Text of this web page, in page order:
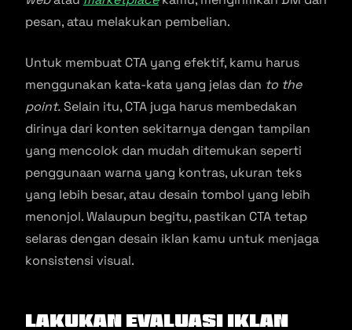
pesan, atau melakukan pembelian.
Untuk membuat CTA yang efektif, kamu harus
menggunakan kata-kata yang jelas dan to the
point.Selain itu, CTA juga harus membedakan
dirinya dari konten sekitarnya dengan tampilan
yang mencolok dan mudah ditemukan seperti
penggunaan warna yang kontras, ukuran teks
yang lebih besar, atau desain tombol yang lebih
menonjol. Walaupun begitu, pastikan CTA tetap
selaras dengan desain iklan kamu untuk menjaga
konsistensi visual.
Lakukan Evaluasi Iklan